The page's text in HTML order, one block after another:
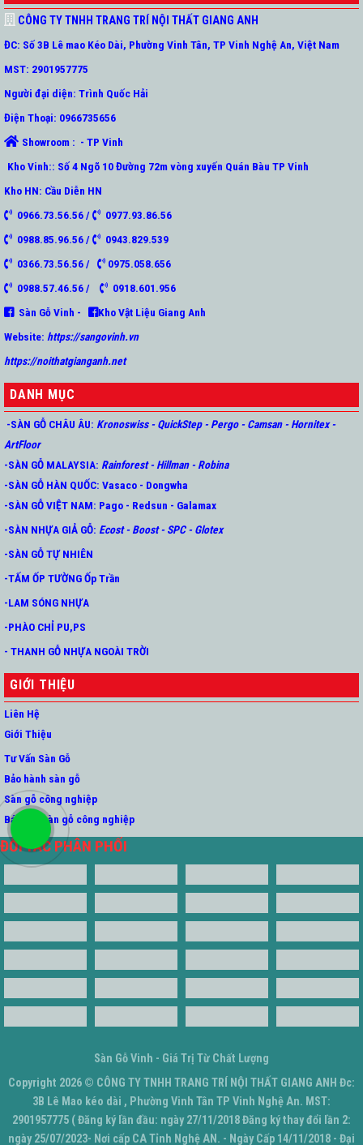
CÔNG TY TNHH TRANG TRÍ NỘI THẤT GIANG ANH
ĐC: Số 3B Lê mao Kéo Dài, Phường Vinh Tân, TP Vinh Nghệ An, Việt Nam
MST: 2901957775
Người đại diện: Trình Quốc Hải
Điện Thoại: 0966735656
Showroom : - TP Vinh
Kho Vinh:: Số 4 Ngõ 10 Đường 72m vòng xuyến Quán Bàu TP Vinh
Kho HN: Cầu Diễn HN
0966.73.56.56 /
0977.93.86.56
0988.85.96.56 /
0943.829.539
0366.73.56.56 /
0975.058.656
0988.57.46.56 /
0918.601.956
Sàn Gỗ Vinh -
Kho Vật Liệu Giang Anh
Website: https://sangovinh.vn
https://noithatgianganh.net
DANH MỤC
-SÀN GỖ CHÂU ÂU: Kronoswiss-QuickStep-Pergo-Camsan-Hornitex -
ArtFloor
-SÀN GỖ MALAYSIA: Rainforest-Hillman-Robina
-SÀN GỖ HÀN QUỐC: Vasaco - Dongwha
-SÀN GỖ VIỆT NAM: Pago - Redsun - Galamax
-SÀN NHỰA GIẢ GỖ: Ecost-Boost-SPC-Glotex
-SÀN GỖ TỰ NHIÊN
-TẤM ỐP TƯỜNG Ốp Trần
-LAM SÓNG NHỰA
-PHÀO CHỈ PU,PS
- THANH GỖ NHỰA NGOÀI TRỜI
GIỚI THIỆU
Liên Hệ
Giới Thiệu
Tư Vấn Sàn Gỗ
Bảo hành sàn gỗ
Sàn gỗ công nghiệp
Báo giá sàn gỗ công nghiệp
ĐỐI TÁC PHÂN PHỐI
Sàn Gỗ Vinh - Giá Trị Từ Chất Lượng
Copyright 2026 © CÔNG TY TNHH TRANG TRÍ NỘI THẤT GIANG ANH Đc:
3B Lê Mao kéo dài , Phường Vinh Tân TP Vinh Nghệ An. MST:
2901957775 ( Đăng ký lần đầu: ngày 27/11/2018 Đăng ký thay đổi lần 2:
ngày 25/07/2023- Nơi cấp CA Tỉnh Nghệ AN. - Ngày Cấp 14/11/2018 - Đại